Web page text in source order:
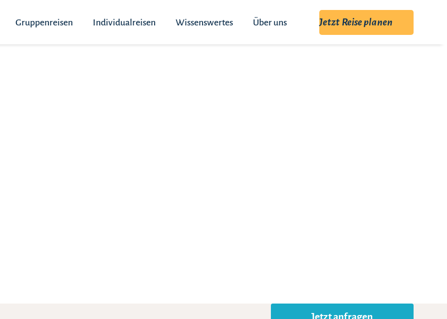
Gruppenreisen Individualreisen Wissenswertes Über uns Jetzt Reise planen
Jetzt anfragen